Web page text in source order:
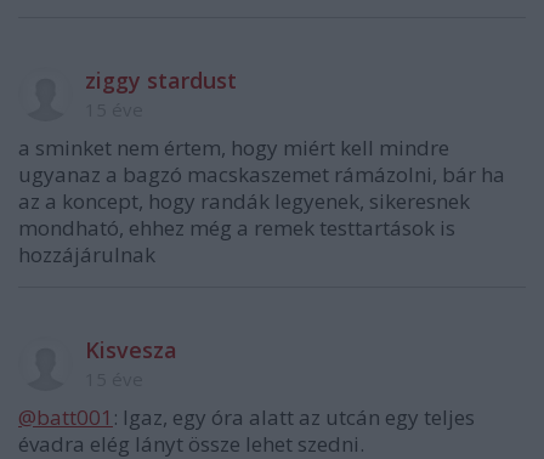
ziggy stardust
a sminket nem értem, hogy miért kell mindre
ugyanaz a bagzó macskaszemet rámázolni, bár ha
az a koncept, hogy randák legyenek, sikeresnek
mondható, ehhez még a remek testtartások is
hozzájárulnak
Kisvesza
@batt001 : Igaz, egy óra alatt az utcán egy teljes
évadra elég lányt össze lehet szedni.